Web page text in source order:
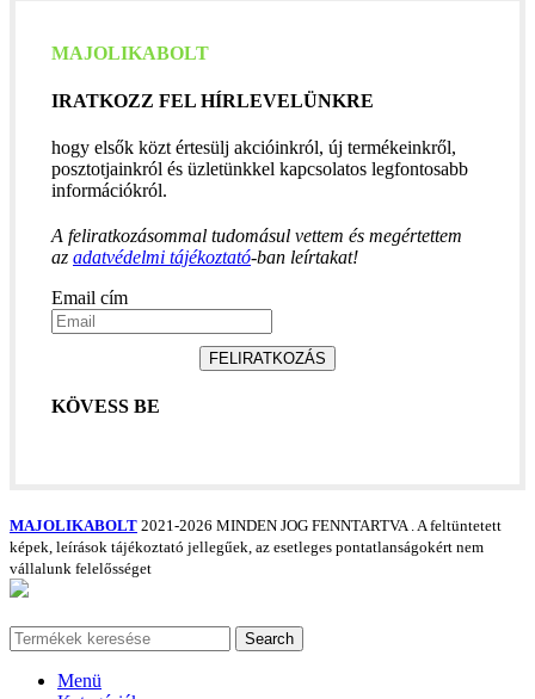
MAJOLIKABOLT
IRATKOZZ FEL HÍRLEVELÜNKRE
hogy elsők közt értesülj akcióinkról, új termékeinkről,
posztotjainkról és üzletünkkel kapcsolatos legfontosabb
információkról.
A feliratkozásommal tudomásul vettem és megértettem
az adatvédelmi tájékoztató-ban leírtakat!
Email cím
FELIRATKOZÁS
KÖVESS BE
MAJOLIKABOLT 2021-2026 MINDEN JOG FENNTARTVA. A feltüntetett
képek, leírások tájékoztató jellegűek, az esetleges pontatlanságokért nem
vállalunk felelősséget
Search
Menü